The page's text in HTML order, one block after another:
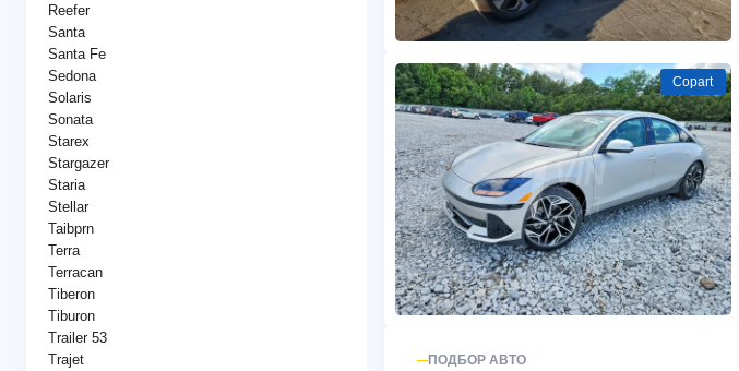
Reefer
Santa
Santa Fe
Sedona
Solaris
Sonata
Starex
Stargazer
Staria
Stellar
Taibprn
Terra
Terracan
Tiberon
Tiburon
Trailer 53
Trajet
Copart
ПОДБОР АВТО